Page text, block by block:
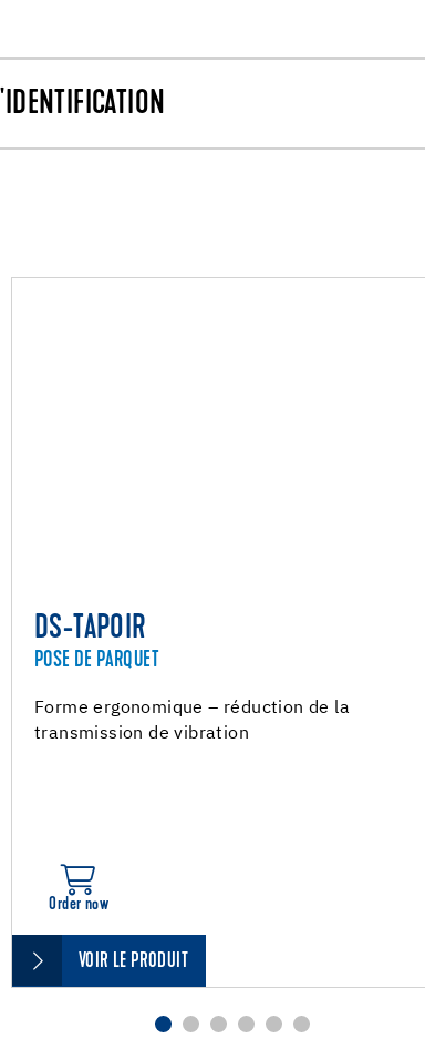
DS-TAPOIR
POSE DE PARQUET
Forme ergonomique – réduction de la
transmission de vibration
Order now
VOIR LE PRODUIT